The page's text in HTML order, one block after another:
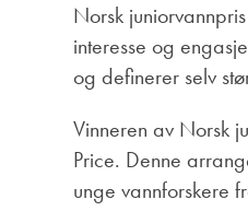
Retningslinjer for
Annonsering
Annonsører
Redaksjonskomité
Norsk
interesse og
og definerer selv
Vinneren av Norsk
Price. Denne
unge vannforskere